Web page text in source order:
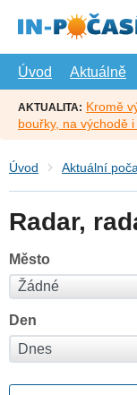
hlavní
Úvod
Aktuálně
AKTUALITA: Kromě
bouřky, na východě
Úvod Aktuální
Radar,
Město
Den